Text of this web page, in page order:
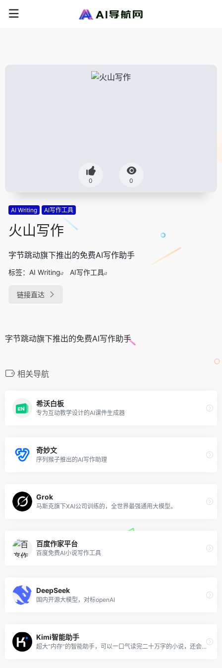
0 0
AI Writing AI写作工具
火山写作
字节跳动旗下推出的免费AI写作助手
标签： AI Writing AI写作工具
链接直达
字节跳动旗下推出的免费AI写作助手
相关导航
希沃白板
专为互动教学设计的AI课件生成器
奇妙文
序列猴子推出的AI写作助理
Grok
马斯克旗下XAI公司训练的，全世界最强通用大模型。
百度作家平台
百度免费AI小说写作工具
DeepSeek
国内开源大模型，对标openAI
Kimi智能助手
超大“内存”的智能助手，可以一口气读完二十万字的小说，还会上网冲浪，快来跟他聊聊吧